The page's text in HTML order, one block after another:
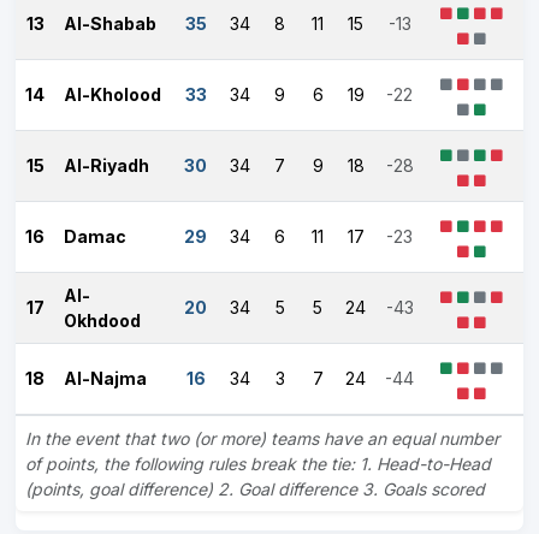
13 Al-Shabab 35 34 8 11 15 -13
14 Al-Kholood 33 34 9 6 19 -22
15 Al-Riyadh 30 34 7 9 18 -28
16 Damac 29 34 6 11 17 -23
17
Al-
Okhdood
20 34 5 5 24 -43
18 Al-Najma 16 34 3 7 24 -44
In the event that two (or more) teams have an equal number
of points, the following rules break the tie: 1. Head-to-Head
(points, goal difference) 2. Goal difference 3. Goals scored